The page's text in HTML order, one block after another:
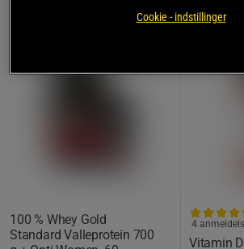
100 % Whey Gold
Standard Valleprotein 700
Vitamin
4
Cookie - indstillinger